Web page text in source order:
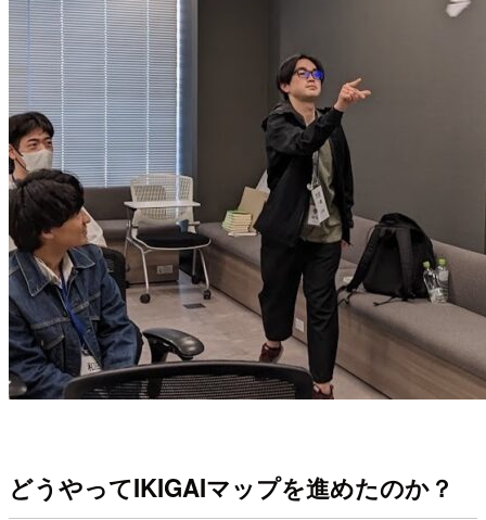
どうやってIKIGAIマップを進めたのか？